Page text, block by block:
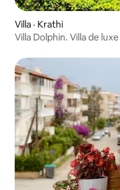
Villa · Krathi
Villa Dolphin. Villa de